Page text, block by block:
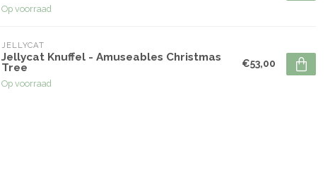
Op voorraad
JELLYCAT
Jellycat Knuffel - Amuseables Christmas
Tree
Op voorraad
€53,00